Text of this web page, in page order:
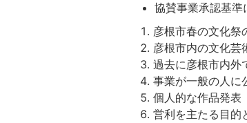
協賛事業承認基準
彦根市春の文化祭
彦根市内の文化芸
過去に彦根市内外
事業が一般の人に
個人的な作品発表
営利を主たる目的